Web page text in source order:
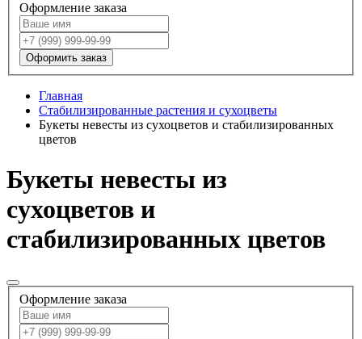
Оформление заказа
Оформить заказ
Главная
Стабилизированные растения и сухоцветы
Букеты невесты из сухоцветов и стабилизированных
цветов
Букеты невесты из
сухоцветов и
стабилизированных цветов
Оформление заказа